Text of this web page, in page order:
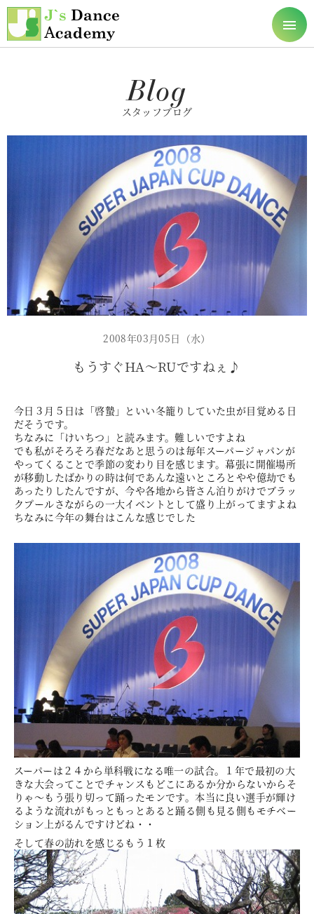
toggle
東京の社交ダンス教
Blog
スタッフブログ
2008年03月05日（水）
もうすぐHA〜RUですねぇ♪
今日３月５日は「啓蟄」といい冬籠りしていた虫が目覚める日
だそうです。
ちなみに「けいちつ」と読みます。難しいですよね
でも私がそろそろ春だなあと思うのは毎年スーパージャパンが
やってくることで季節の変わり目を感じます。幕張に開催場所
が移動したばかりの時は何であんな遠いところとやや億劫でも
あったりしたんですが、今や各地から皆さん泊りがけでブラッ
クプールさながらの一大イベントとして盛り上がってますよね
ちなみに今年の舞台はこんな感じでした
スーパーは２４から単科戦になる唯一の試合。１年で最初の大
きな大会ってことでチャンスもどこにあるか分からないからそ
りゃ〜もう張り切って踊ったモンです。本当に良い選手が輝け
るような流れがもっともっとあると踊る側も見る側もモチベー
ション上がるんですけどね・・
そして春の訪れを感じるもう１枚